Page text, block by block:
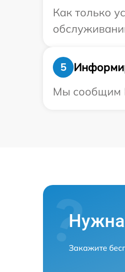
Как только
5
Мы сообщим
Нужна
Закажите